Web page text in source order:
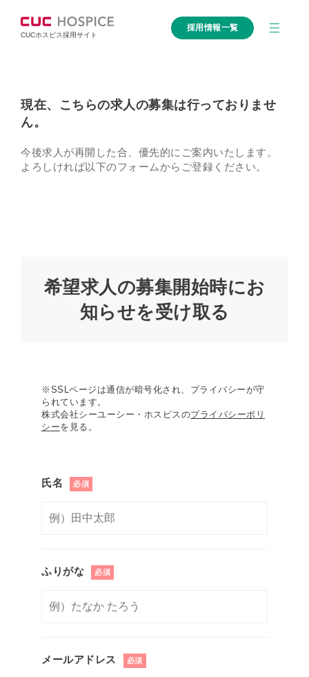
CUCホスピス採用サイト
採用情報一覧
現在、こちらの求人の募集は行っておりませ
ん。
今後求人が再開した合、優先的にご案内いたします。
よろしければ以下のフォームからご登録ください。
希望求人の募集開始時にお
知らせを受け取る
※SSLページは通信が暗号化され、プライバシーが守
られています。
株式会社シーユーシー・ホスピスのプライバシーポリ
シーを見る。
氏名 必須
ふりがな 必須
メールアドレス 必須